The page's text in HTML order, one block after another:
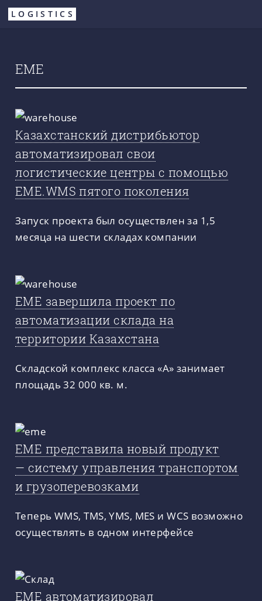
Перейти
LOGISTICS
EME
Казахстанский дистрибьютор
автоматизировал свои
логистические центры с помощью
EME.WMS пятого поколения
Запуск проекта был осуществлен за 1,5
месяца на шести складах компании
ЕМЕ завершила проект по
автоматизации склада на
территории Казахстана
Складской комплекс класса «А» занимает
площадь 32 000 кв. м.
ЕМЕ представила новый продукт
— систему управления транспортом
и грузоперевозками
Теперь WMS, TMS, YMS, MES и WCS возможно
осуществлять в одном интерфейсе
ЕМЕ автоматизировал